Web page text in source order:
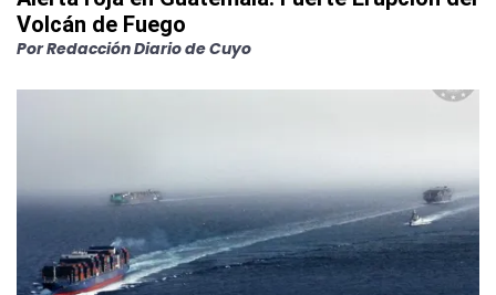
Volcán de Fuego
PorRedacción Diario de Cuyo